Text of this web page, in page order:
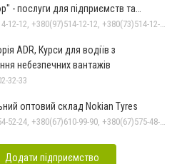
- послуги для підприємств та
ADR, Курси для водіїв з
небезпечних вантажів
32-33
оптовий склад Nokian Tyres
Додати підприємство